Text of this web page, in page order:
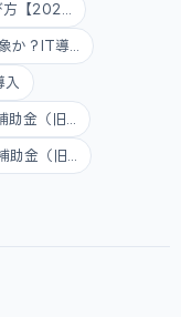
【202...
か？IT導...
金（旧...
金（旧...